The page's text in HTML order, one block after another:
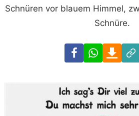
Schnüren vor blauem Himmel,
Schnüre.
FacebookWhatsApp